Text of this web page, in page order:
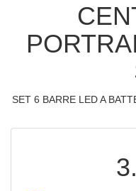
SET 6 BARRE LED A